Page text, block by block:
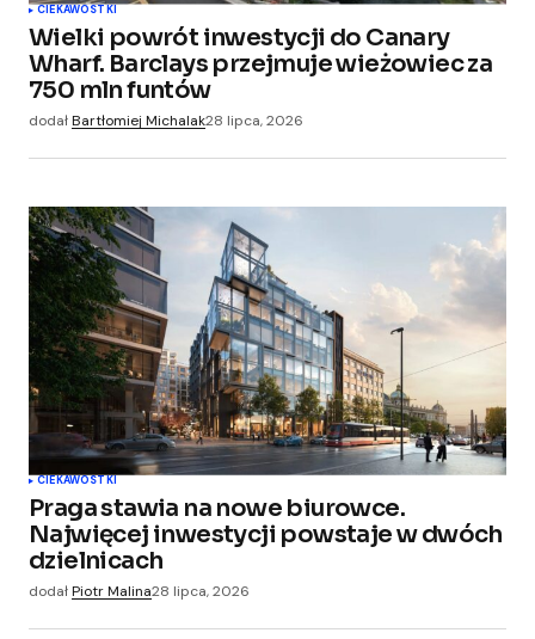
CIEKAWOSTKI
Wielki powrót inwestycji do Canary
Wharf. Barclays przejmuje wieżowiec za
750 mln funtów
dodałBartłomiej Michalak28 lipca, 2026
CIEKAWOSTKI
Praga stawia na nowe biurowce.
Najwięcej inwestycji powstaje w dwóch
dzielnicach
dodałPiotr Malina28 lipca, 2026